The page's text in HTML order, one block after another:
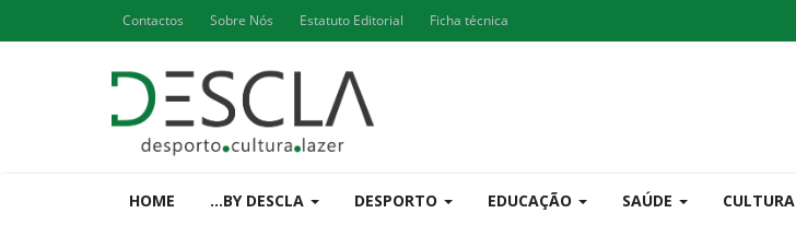
Contactos Sobre Nós Estatuto Editorial Ficha técnica
HOME ...BY DESCLA DESPORTO EDUCAÇÃO SAÚDE CULTURA